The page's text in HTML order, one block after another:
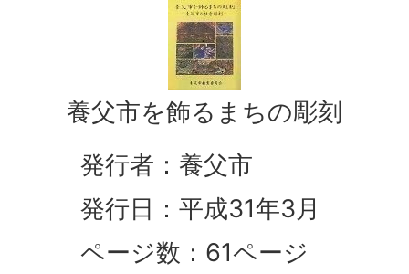
養父市を飾るまちの彫刻
発行者：養父市
発行日：平成31年3月
ページ数：61ページ